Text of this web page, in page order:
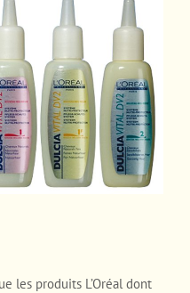
les produits L’Oréal dont